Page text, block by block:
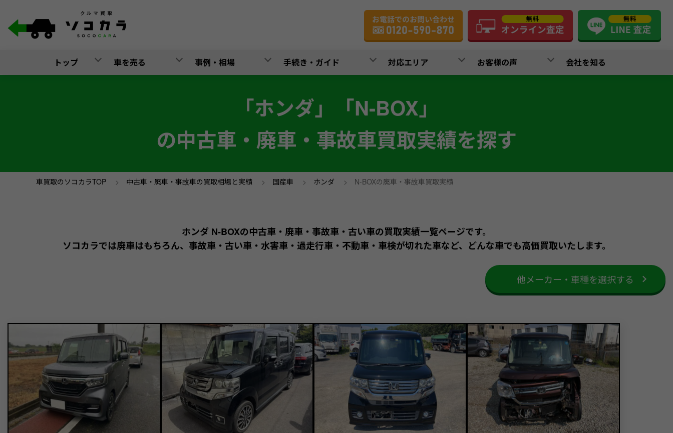
トップ 車を売る 事例・相場 手続き・ガイド 対応エリア お客様の声 会社を知る
「ホンダ」「N-BOX」
の中古車・廃車・事故車買取実績を探す
車買取のソコカラTOP > 中古車・廃車・事故車の買取相場と実績 > 国産車 > ホンダ > N-BOXの廃車・事故車買取実績
ホンダ N-BOXの中古車・廃車・事故車・古い車の買取実績一覧ページです。
ソコカラでは廃車はもちろん、事故車・古い車・水害車・過走行車・不動車・車検が切れた車など、どんな車でも高価買取いたします。
他メーカー・車種を選択する